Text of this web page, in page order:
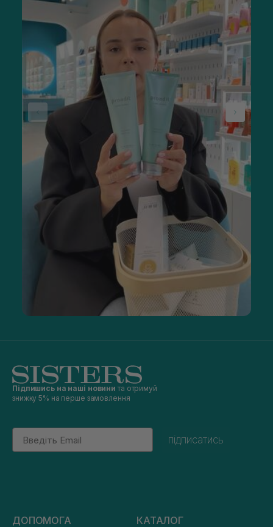
Підпишись на наші новини та отримуй
знижку 5% на перше замовлення
Email
підписатись
ДОПОМОГА КАТАЛОГ